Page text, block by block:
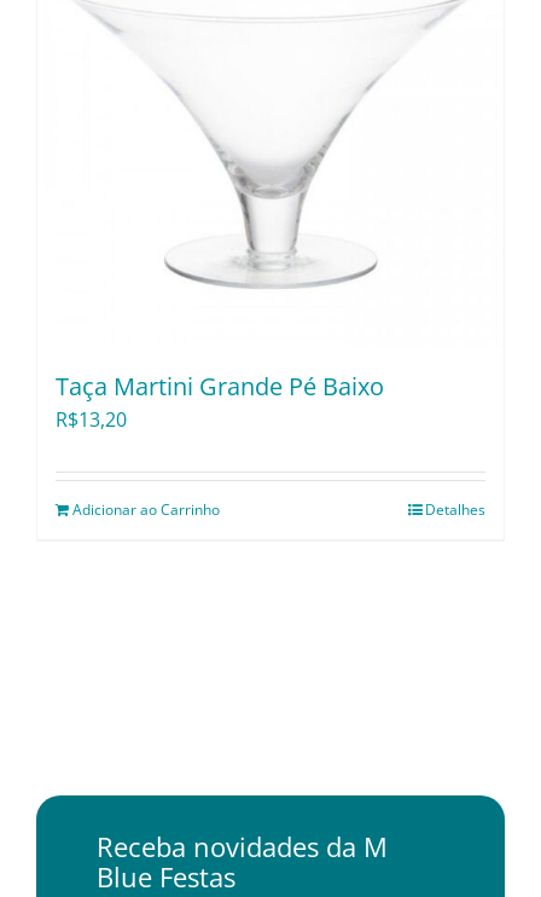
Taça Martini Grande Pé Baixo
R$13,20
Adicionar ao Carrinho Detalhes
Receba novidades da M
Blue Festas